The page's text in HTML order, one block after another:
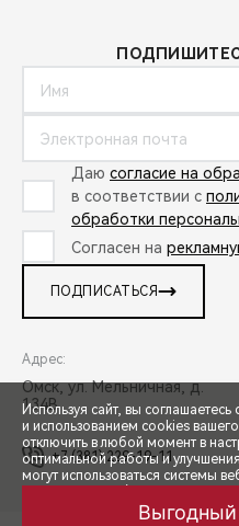
СПЕЦПРЕДЛОЖЕНИЯ
Даю согласие на
в соответствии с
обработки
Согласен на
ПОДПИСАТЬСЯ
Адрес:
Омск, ул. Мельничная, д.
134В
+7 (381) 229-19-11
Используя сайт, вы соглашаетесь
и использованием cookies
отключить в любой момент в
оптимальной работы и
могут использоваться системы
с применением указанных